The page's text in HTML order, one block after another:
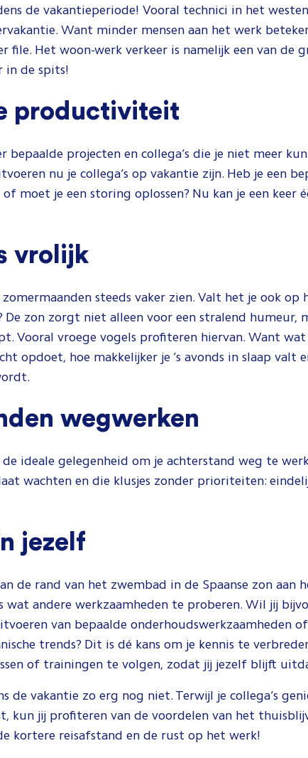
de vakantieperiode! Vooral technici in het
Want minder mensen aan het werk
file. Het woon-werk verkeer is namelijk een van de
in de spits!
productiviteit
bepaalde projecten en collega’s die je niet meer
nu je collega’s op vakantie zijn. Heb je een
moet je een storing oplossen? Nu kan je een keer
vrolijk
steeds vaker zien. Valt het je ook op
De zon zorgt niet alleen voor een stralend humeur,
Vooral vroege vogels profiteren hiervan. Want
opdoet, hoe makkelijker je ’s avonds in slaap valt
wegwerken
ideale gelegenheid om je achterstand weg te
wachten en die klusjes zonder prioriteiten:
jezelf
de rand van het zwembad in de Spaanse zon aan
wat andere werkzaamheden te proberen. Wil jij
van bepaalde onderhoudswerkzaamheden
trends? Dit is dé kans om je kennis te
of trainingen te volgen, zodat jij jezelf blijft
de vakantie zo erg nog niet. Terwijl je collega’s
kun jij profiteren van de voordelen van het
kortere reisafstand en de rust op het werk!